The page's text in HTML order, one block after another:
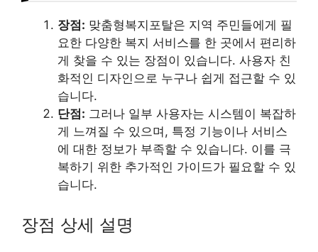
장점: 맞춤형복지포탈은 지역 주민들에게 필
요한 다양한 복지 서비스를 한 곳에서 편리하
게 찾을 수 있는 장점이 있습니다. 사용자 친
화적인 디자인으로 누구나 쉽게 접근할 수 있
습니다.
단점: 그러나 일부 사용자는 시스템이 복잡하
게 느껴질 수 있으며, 특정 기능이나 서비스
에 대한 정보가 부족할 수 있습니다. 이를 극
복하기 위한 추가적인 가이드가 필요할 수 있
습니다.
장점 상세 설명